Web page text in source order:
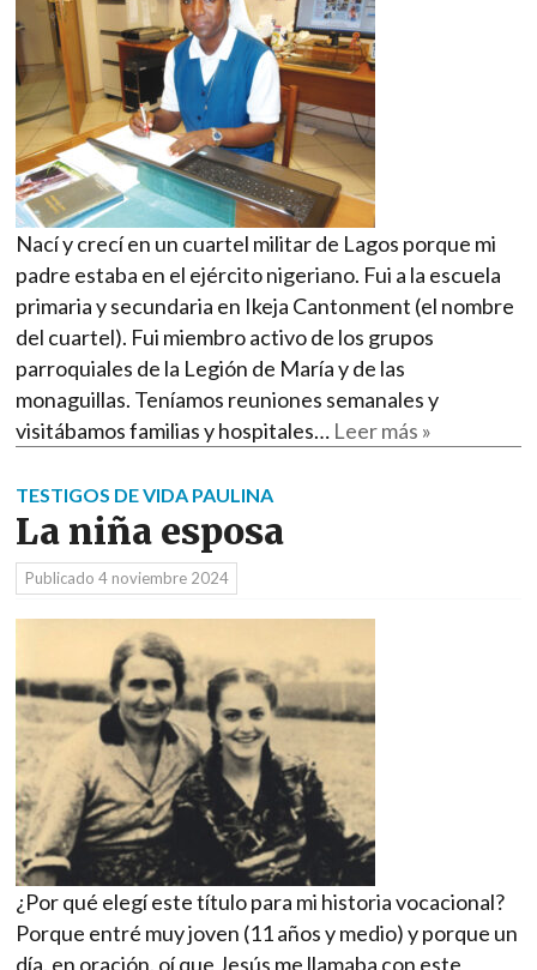
Nací y crecí en un cuartel militar de Lagos porque mi
padre estaba en el ejército nigeriano. Fui a la escuela
primaria y secundaria en Ikeja Cantonment (el nombre
del cuartel). Fui miembro activo de los grupos
parroquiales de la Legión de María y de las
monaguillas. Teníamos reuniones semanales y
visitábamos familias y hospitales… Leer más »
TESTIGOS DE VIDA PAULINA
La niña esposa
Publicado 4 noviembre 2024
¿Por qué elegí este título para mi historia vocacional?
Porque entré muy joven (11 años y medio) y porque un
día, en oración, oí que Jesús me llamaba con este